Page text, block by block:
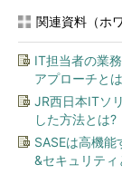
関連資料（ホ
IT担当者の業
アプローチと
JR西日本ITソ
した方法とは?
SASEは高機
&セキュリティ